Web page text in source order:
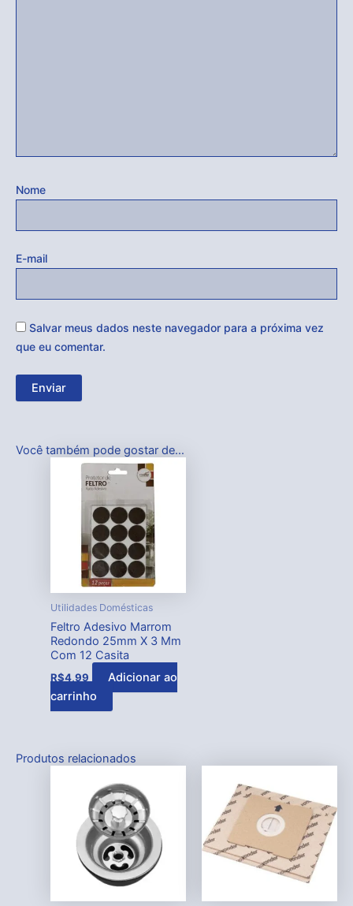
Nome
E-mail
Salvar meus dados neste navegador para a próxima vez
que eu comentar.
Você também pode gostar de…
Utilidades Domésticas
Feltro Adesivo Marrom
Redondo 25mm X 3 Mm
Com 12 Casita
R$4,99
Adicionar ao
carrinho
Produtos relacionados